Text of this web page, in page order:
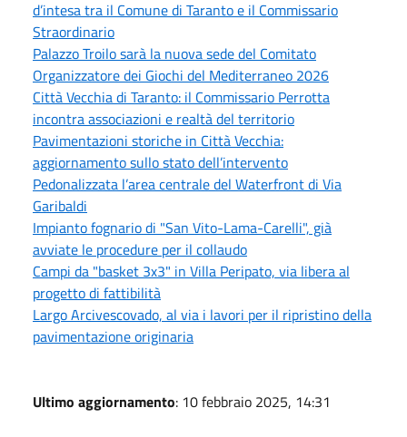
d’intesa tra il Comune di Taranto e il Commissario
Straordinario
Palazzo Troilo sarà la nuova sede del Comitato
Organizzatore dei Giochi del Mediterraneo 2026
Città Vecchia di Taranto: il Commissario Perrotta
incontra associazioni e realtà del territorio
Pavimentazioni storiche in Città Vecchia:
aggiornamento sullo stato dell’intervento
Pedonalizzata l’area centrale del Waterfront di Via
Garibaldi
Impianto fognario di "San Vito-Lama-Carelli", già
avviate le procedure per il collaudo
Campi da "basket 3x3" in Villa Peripato, via libera al
progetto di fattibilità
Largo Arcivescovado, al via i lavori per il ripristino della
pavimentazione originaria
Ultimo aggiornamento: 10 febbraio 2025, 14:31